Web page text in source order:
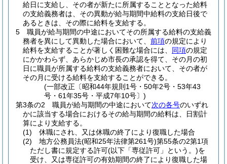
給日に支給し、その者が新たに所属することとなった給料
の支給義務者は、その異動が給与期間中給料の支給日後で
あるときは、その際に給料を支給する。
5
職員が給与期間の中途においてその所属する給料の支給義
務者を異にして異動した場合において、 前項の規定により
給料を支給することが著しく困難な場合には、 同項の規定
にかかわらず、あらかじめ市長の承認を得て、その月の初
日に職員が所属する給料の支給義務者において、その者が
その月に受ける給料を支給することができる。
(一部改正〔昭和44年規則1号・50年2号・53年43
号・61年35号・平成7年10号〕)
第3条の2
職員が給与期間の中途において次の各号のいずれ
かに該当する場合におけるその給与期間の給料は、日割計
算により支給する。
(1)
休職にされ、又は休職の終了により復職した場合
(2)
地方公務員法(昭和25年法律第261号)第55条の2第1項
ただし書に規定する許可(以下「専従許可」という。)を
受け、又は専従許可の有効期間の終了により復職した場